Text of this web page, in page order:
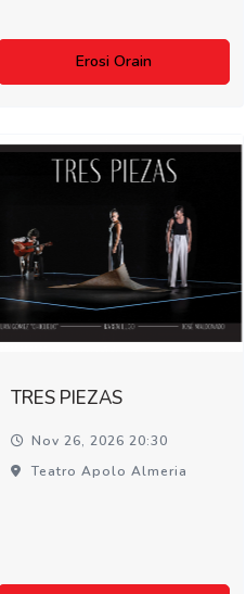
Erosi Orain
TRES PIEZAS
Nov 26, 2026 20:30
Teatro Apolo Almeria